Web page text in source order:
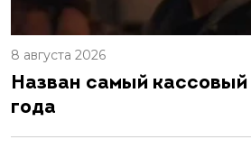
8 августа 2026
Назван самый
года